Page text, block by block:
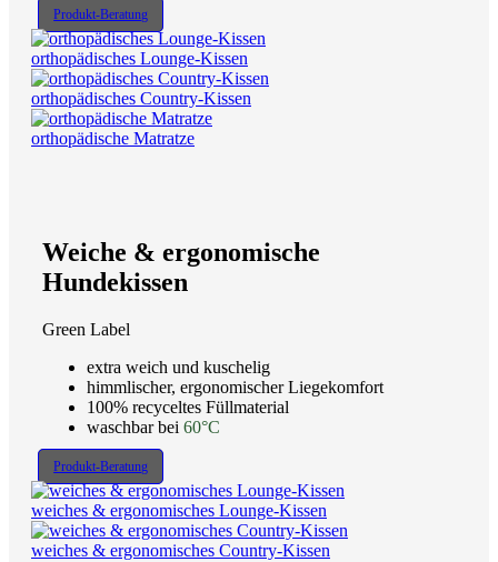
Produkt-Beratung
orthopädisches Lounge-Kissen
orthopädisches Country-Kissen
orthopädische Matratze
Weiche & ergonomische
Hundekissen
Green Label
extra weich und kuschelig
himmlischer, ergonomischer Liegekomfort
100% recyceltes Füllmaterial
waschbar bei 60°C
Produkt-Beratung
weiches & ergonomisches Lounge-Kissen
weiches & ergonomisches Country-Kissen